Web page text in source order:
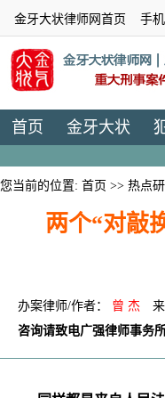
金牙大状律师网首页 手
首页 金牙大状
您当前的位置: 首页 >> 热点
两个“对敲
办案律师/作者： 曾 杰
咨询请致电广强律师事务